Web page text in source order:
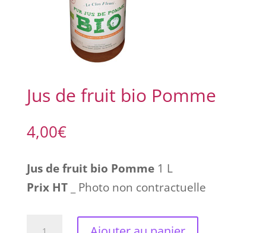
Jus de fruit bio Pomme
4,00€
Jus de fruit bio Pomme 1 L
Prix HT_ Photo non contractuelle